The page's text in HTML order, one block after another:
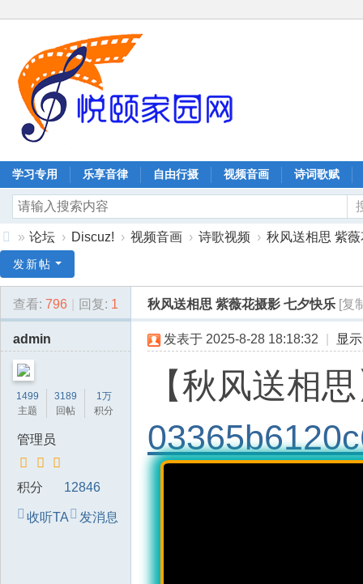
学习专用 乐享音律 自由行摄 视频音画 诗词歌赋
同
科
» 论坛 › Discuz! › 视频音画 › 诗歌视频 › 秋风送相思 紫
发新帖
查看: 796 回复: 1 秋风送相思 紫薇花摄影 七夕快乐 [复
admin
1499
主题
3189
回帖
1万
积分
管理员
积分 12846
收听TA 发消息
发表于 2025-8-28 18:18:32 显
【秋风送相